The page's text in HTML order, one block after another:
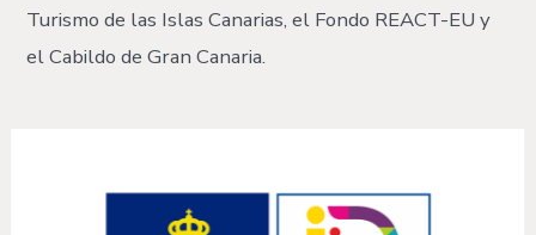
Turismo de las Islas Canarias, el Fondo REACT-EU y
el Cabildo de Gran Canaria.